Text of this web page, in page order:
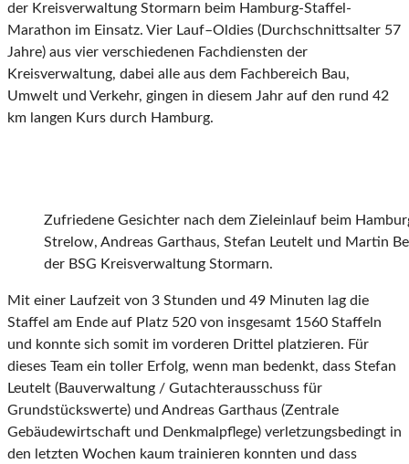
der Kreisverwaltung Stormarn beim Hamburg-Staffel-
Marathon im Einsatz. Vier Lauf–Oldies (Durchschnittsalter 57
Jahre) aus vier verschiedenen Fachdiensten der
Kreisverwaltung, dabei alle aus dem Fachbereich Bau,
Umwelt und Verkehr, gingen in diesem Jahr auf den rund 42
km langen Kurs durch Hamburg.
Zufriedene Gesichter nach dem Zieleinlauf beim
Strelow, Andreas Garthaus, Stefan Leutelt und Martin
der BSG Kreisverwaltung Stormarn.
Mit einer Laufzeit von 3 Stunden und 49 Minuten lag die
Staffel am Ende auf Platz 520 von insgesamt 1560 Staffeln
und konnte sich somit im vorderen Drittel platzieren. Für
dieses Team ein toller Erfolg, wenn man bedenkt, dass Stefan
Leutelt (Bauverwaltung / Gutachterausschuss für
Grundstückswerte) und Andreas Garthaus (Zentrale
Gebäudewirtschaft und Denkmalpflege) verletzungsbedingt in
den letzten Wochen kaum trainieren konnten und dass